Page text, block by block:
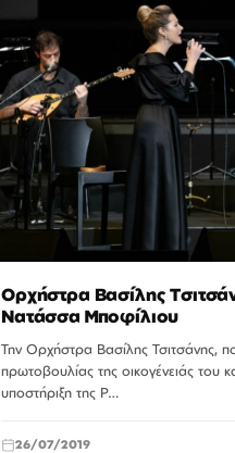
Ορχήστρα Βασίλης
Νατάσσα Μποφίλιου
Την Ορχήστρα Βασίλης Τσιτσάνης,
πρωτοβουλίας της οικογένειάς του
υποστήριξη της P…
26/07/2019